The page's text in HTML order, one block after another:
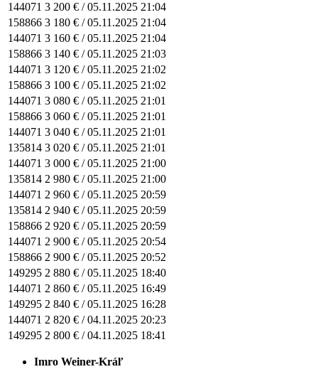
144071 3 200 € / 05.11.2025 21:04
158866 3 180 € / 05.11.2025 21:04
144071 3 160 € / 05.11.2025 21:04
158866 3 140 € / 05.11.2025 21:03
144071 3 120 € / 05.11.2025 21:02
158866 3 100 € / 05.11.2025 21:02
144071 3 080 € / 05.11.2025 21:01
158866 3 060 € / 05.11.2025 21:01
144071 3 040 € / 05.11.2025 21:01
135814 3 020 € / 05.11.2025 21:01
144071 3 000 € / 05.11.2025 21:00
135814 2 980 € / 05.11.2025 21:00
144071 2 960 € / 05.11.2025 20:59
135814 2 940 € / 05.11.2025 20:59
158866 2 920 € / 05.11.2025 20:59
144071 2 900 € / 05.11.2025 20:54
158866 2 900 € / 05.11.2025 20:52
149295 2 880 € / 05.11.2025 18:40
144071 2 860 € / 05.11.2025 16:49
149295 2 840 € / 05.11.2025 16:28
144071 2 820 € / 04.11.2025 20:23
149295 2 800 € / 04.11.2025 18:41
Imro Weiner-Kráľ